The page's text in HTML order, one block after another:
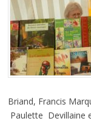
Briand, Francis
Paulette Devillaine